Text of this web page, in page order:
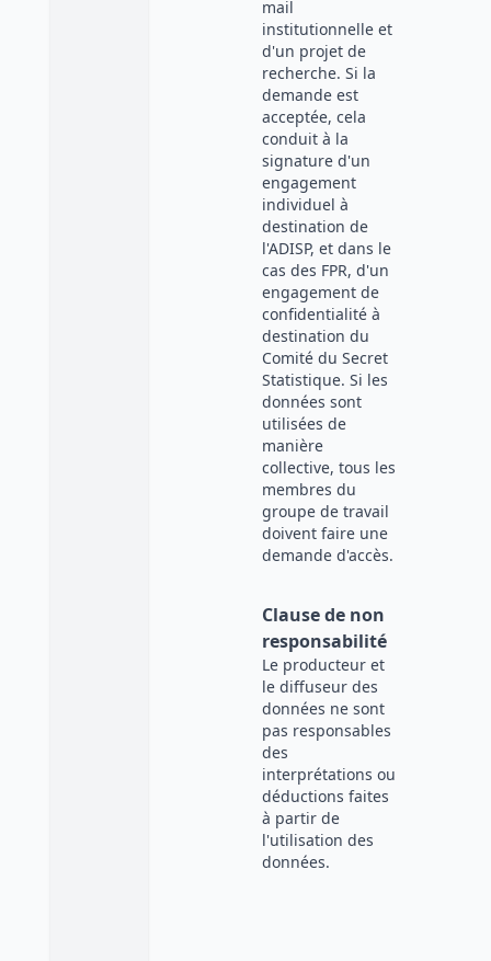
mail
institutionnelle et
d'un projet de
recherche. Si la
demande est
acceptée, cela
conduit à la
signature d'un
engagement
individuel à
destination de
l'ADISP, et dans le
cas des FPR, d'un
engagement de
confidentialité à
destination du
Comité du Secret
Statistique. Si les
données sont
utilisées de
manière
collective, tous les
membres du
groupe de travail
doivent faire une
demande d'accès.
Clause de non
responsabilité
Le producteur et
le diffuseur des
données ne sont
pas responsables
des
interprétations ou
déductions faites
à partir de
l'utilisation des
données.